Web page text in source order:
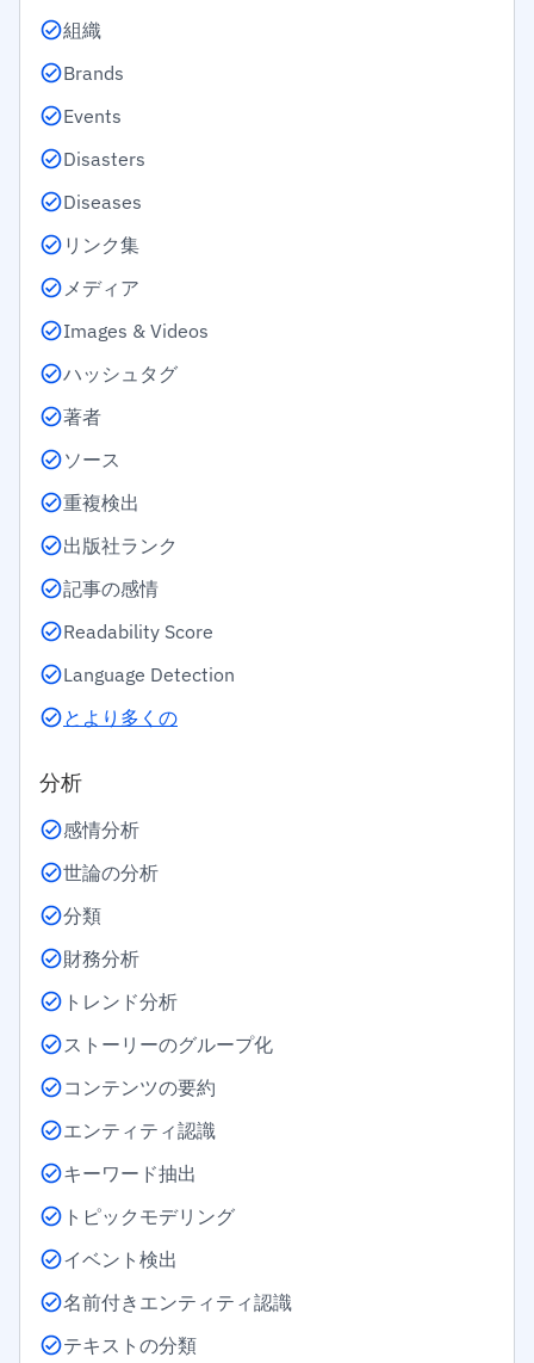
組織
Brands
Events
Disasters
Diseases
リンク集
メディア
Images & Videos
ハッシュタグ
著者
ソース
重複検出
出版社ランク
記事の感情
Readability Score
Language Detection
とより多くの
分析
感情分析
世論の分析
分類
財務分析
トレンド分析
ストーリーのグループ化
コンテンツの要約
エンティティ認識
キーワード抽出
トピックモデリング
イベント検出
名前付きエンティティ認識
テキストの分類